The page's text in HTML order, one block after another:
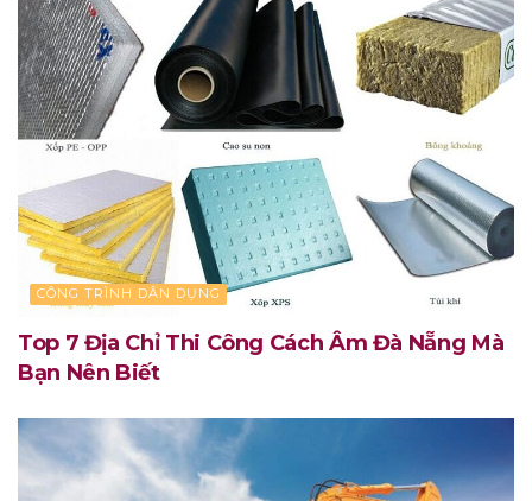
CÔNG TRÌNH DÂN DỤNG
Top 7 Địa Chỉ Thi Công Cách Âm Đà Nẵng Mà
Bạn Nên Biết